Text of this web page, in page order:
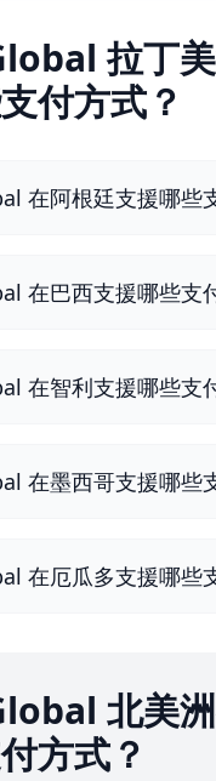
拉丁
付方式？
在阿根廷支援哪些
在巴西支援哪些支
在智利支援哪些支
在墨西哥支援哪些
在厄瓜多支援哪些
北美
方式？